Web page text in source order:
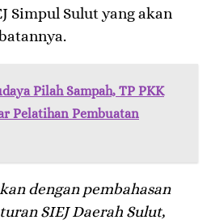
Simpul Sulut yang akan
Pilah Sampah, TP PKK
Pelatihan Pembuatan
dengan pembahasan
SIEJ Daerah Sulut,